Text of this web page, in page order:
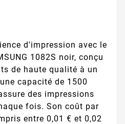
d'impression avec le
1082S noir, conçu
de haute qualité à un
capacité de 1500
des impressions
fois. Son coût par
entre 0,01 € et 0,02